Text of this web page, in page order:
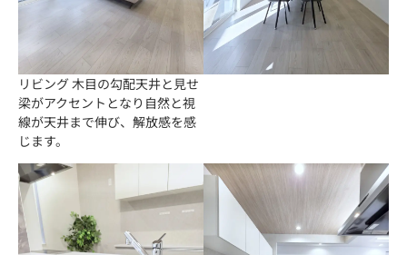
リビング 木目の勾配天井と見せ
梁がアクセントとなり自然と視
線が天井まで伸び、解放感を感
じます。